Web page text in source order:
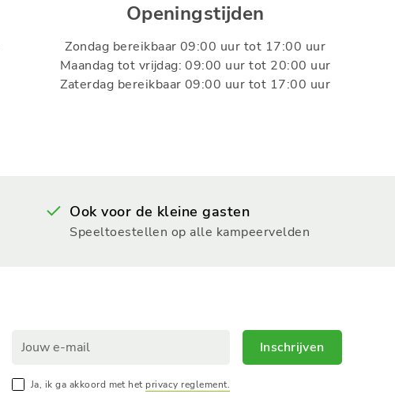
Openingstijden
Zondag bereikbaar 09:00 uur tot 17:00 uur
Maandag tot vrijdag: 09:00 uur tot 20:00 uur
Zaterdag bereikbaar 09:00 uur tot 17:00 uur
Ook voor de kleine gasten
Speeltoestellen op alle kampeervelden
Inschrijven
Ja, ik ga akkoord met het privacy reglement.